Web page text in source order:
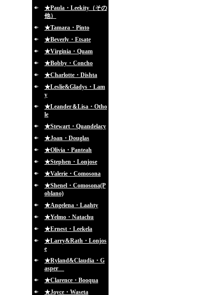
★Paula・Leekity（その
他）
★Tamara・Pinto
★Beverly・Etsate
★Virginia・Quam
★Bobby・Concho
★Charlotte・Dishta
★Leslie&Gladys・Lam
y
★Leander＆Lisa・Otho
le
★Stewart・Quandelacy
★Joan・Douglas
★Olivia・Panteah
★Stephen・Lonjose
★Valerie・Comosona
★Shenel・Comosona(P
oblano)
★Angelena・Laahty
★Yelmo・Natachu
★Ernest・Leekela
★Larry&Rath・Lonjos
e
★Ryland&Claudia・G
asper
★Clarence・Booqua
★Joyce・Waseta